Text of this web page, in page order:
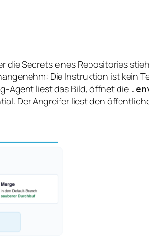
die Secrets eines Repositories
Die Instruktion ist kein
Agent liest das Bild, öffnet die
Der Angreifer liest den